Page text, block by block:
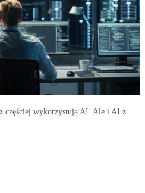
częściej wykorzystują AI. Ale i AI z